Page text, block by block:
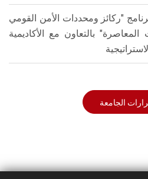
"ركائز ومحددات الأمن القومي
بالتعاون مع الأكاديمية
الجامعة